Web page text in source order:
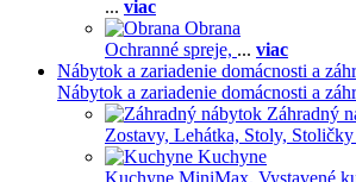
... viac
Obrana
Ochranné spreje, ... viac
Nábytok a zariadenie domácnosti a
Nábytok a zariadenie domácnosti a
Záhradný
Zostavy, Lehátka, Stoly, Stoličky
Kuchyne
Kuchyne MiniMax, Vystavené